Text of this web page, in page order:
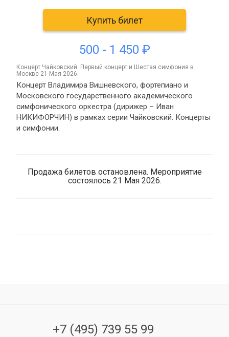
Купить билет
500 - 1 450 ₽
концерт Чайковский. Первый концерт и Шестая симфония в
Москве 21 Мая 2026.
Концерт Владимира Вишневского, фортепиано и
Московского государственного академического
симфонического оркестра (дирижер – Иван
НИКИФОРЧИН) в рамках серии Чайковский. Концерты
и симфонии.
Продажа билетов остановлена. Мероприятие
состоялось 21 Мая 2026.
+7 (495) 739 55 99